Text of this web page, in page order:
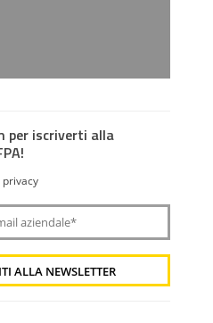
per iscriverti alla